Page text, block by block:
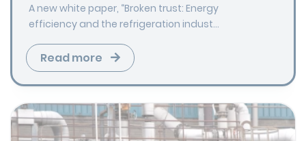
A new white paper, “Broken trust: Energy
efficiency and the refrigeration indust...
Read more